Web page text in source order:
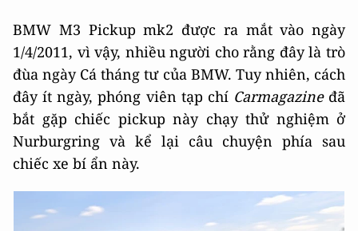
BMW M3 Pickup mk2 được ra mắt vào ngày
1/4/2011, vì vậy, nhiều người cho rằng đây là trò
đùa ngày Cá tháng tư của BMW. Tuy nhiên, cách
đây ít ngày, phóng viên tạp chí Carmagazineđã
bắt gặp chiếc pickup này chạy thử nghiệm ở
Nurburgring và kể lại câu chuyện phía sau
chiếc xe bí ẩn này.